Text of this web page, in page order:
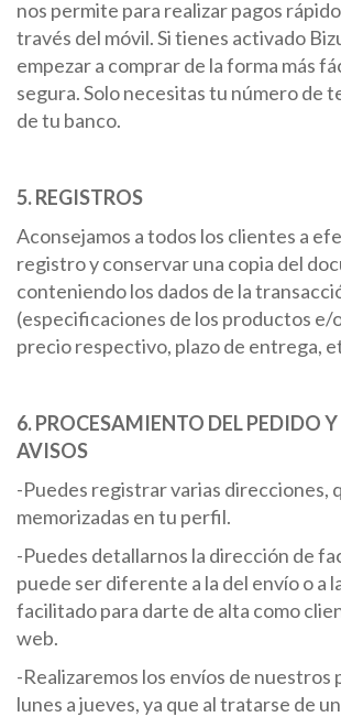
nos permite para realizar pagos
través del móvil. Si tienes activado
empezar a comprar de la forma más
segura. Solo necesitas tu número de
de tu banco.
5. REGISTROS
Aconsejamos a todos los clientes a
registro y conservar una copia del
conteniendo los dados de la
(especificaciones de los productos e/
precio respectivo, plazo de entrega,
6. PROCESAMIENTO DEL PEDIDO
AVISOS
-Puedes registrar varias direcciones,
memorizadas en tu perfil.
-Puedes detallarnos la dirección de
puede ser diferente a la del envío o a
facilitado para darte de alta como
web.
-Realizaremos los envíos de nuestros
lunes a jueves, ya que al tratarse de